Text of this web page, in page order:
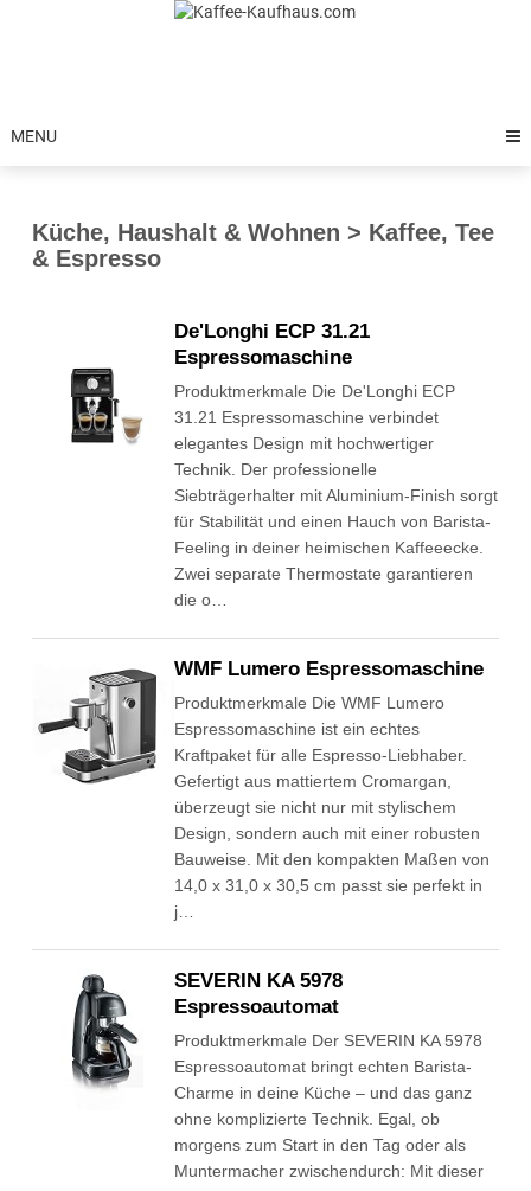
MENU
Küche, Haushalt & Wohnen > Kaffee, Tee
& Espresso
De'Longhi ECP 31.21
Espressomaschine
Produktmerkmale Die De'Longhi ECP
31.21 Espressomaschine verbindet
elegantes Design mit hochwertiger
Technik. Der professionelle
Siebträgerhalter mit Aluminium-Finish sorgt
für Stabilität und einen Hauch von Barista-
Feeling in deiner heimischen Kaffeeecke.
Zwei separate Thermostate garantieren
die o…
WMF Lumero Espressomaschine
Produktmerkmale Die WMF Lumero
Espressomaschine ist ein echtes
Kraftpaket für alle Espresso-Liebhaber.
Gefertigt aus mattiertem Cromargan,
überzeugt sie nicht nur mit stylischem
Design, sondern auch mit einer robusten
Bauweise. Mit den kompakten Maßen von
14,0 x 31,0 x 30,5 cm passt sie perfekt in
j…
SEVERIN KA 5978
Espressoautomat
Produktmerkmale Der SEVERIN KA 5978
Espressoautomat bringt echten Barista-
Charme in deine Küche – und das ganz
ohne komplizierte Technik. Egal, ob
morgens zum Start in den Tag oder als
Muntermacher zwischendurch: Mit dieser